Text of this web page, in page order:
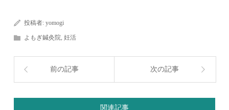
投稿者:yomogi
よもぎ鍼灸院,妊活
前の記事 次の記事
関連記事